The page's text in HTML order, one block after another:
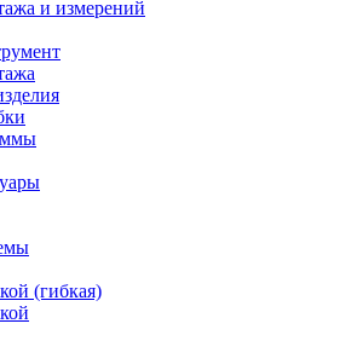
и измерений
(гибкая)